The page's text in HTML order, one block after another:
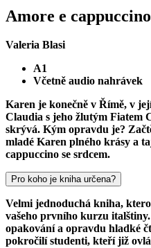
Amore e cappuccino
Valeria Blasi
A1
Včetně audio nahrávek
Karen je konečně v Římě, v
Claudia s jeho žlutým Fiatem
skrývá. Kým opravdu je?
mladé Karen plného krásy a
cappuccino se srdcem.
Pro koho je kniha určena?
Velmi jednoduchá kniha,
vašeho prvního kurzu
opakování a opravdu hladké
pokročilí studenti, kteří již